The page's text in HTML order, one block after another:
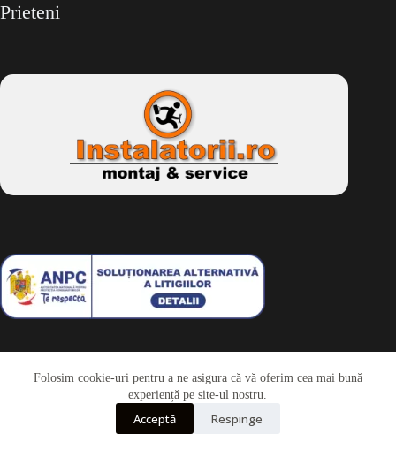
Folosim cookie-uri pentru a ne asigura că vă oferim cea mai bună
experiență pe site-ul nostru.
Acceptă Respinge
Prieteni
Drepturi de autor © 2026 - Dkbike.ropowered by